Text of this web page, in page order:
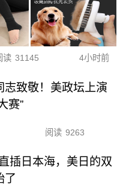
读 31145 4小时前
志致敬！美政坛上演
赛”
阅读 9263
插日本海，美日的双
了